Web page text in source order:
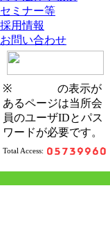
セミナー等
採用情報
お問い合わせ
※
の表示が
あるページは当所会
員のユーザIDとパス
ワードが必要です。
Total Access: